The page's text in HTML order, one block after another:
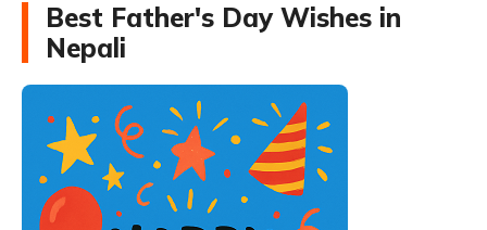
Best Father's Day Wishes in
Nepali